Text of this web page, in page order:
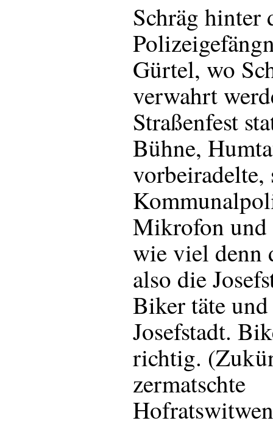
Schräg hinter
Gürtel, wo
verwahrt
Straßenfest
Bühne,
vorbeiradelte,
Mikrofon und
wie viel denn
also die
Biker täte
Josefstadt.
richtig.
zermatschte